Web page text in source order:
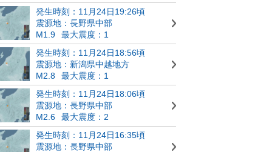
発生時刻：11月24日19:26頃
震源地：長野県中部
M1.9
最大震度：1
発生時刻：11月24日18:56頃
震源地：新潟県中越地方
M2.8
最大震度：1
発生時刻：11月24日18:06頃
震源地：長野県中部
M2.6
最大震度：2
発生時刻：11月24日16:35頃
震源地：長野県中部